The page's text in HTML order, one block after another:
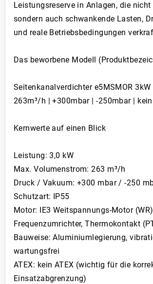
Leistungsreserve in Anlagen, die nicht
sondern auch schwankende Lasten,
und reale Betriebsbedingungen
Das beworbene Modell
Seitenkanalverdichter e5MSMOR 3kW
263m³/h | +300mbar | -250mbar | kein
Kernwerte auf einen Blick
Leistung: 3,0 kW
Max. Volumenstrom: 263 m³/h
Druck / Vakuum: +300 mbar / -250
Schutzart: IP55
Motor: IE3 Weitspannungs-Motor
Frequenzumrichter, Thermokontakt
Bauweise: Aluminiumlegierung,
wartungsfrei
ATEX: kein ATEX (wichtig für die
Einsatzabgrenzung)